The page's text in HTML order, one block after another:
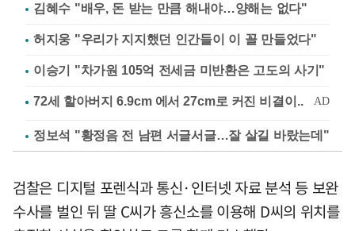
김혜수 "배우, 돈 받는 만큼 해내야…양해는 없다"
허지웅 "우리가 지지했던 인간들이 이 꼴 만들었다"
이승기 "차가원 105억 전세금 미반환은 고도의 사기"
정보석 "황정음 전 남편 서글서글…잘 살길 바랐는데"
검찰은 디지털 포렌식과 통신·인터넷 자료 분석 등 보완
수사를 벌인 뒤 딸 C씨가 흥신소를 이용해 D씨의 위치를